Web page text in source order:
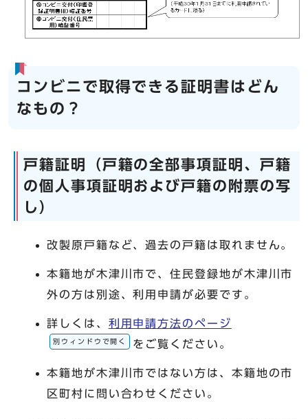
コンビニで取得できる証明書はどん
なもの？
戸籍証明（戸籍の全部事項証明、戸籍
の個人事項証明および戸籍の附票の写
し）
改製原戸籍など、過去の戸籍は取れません。
本籍地が木津川市で、住民登録地が木津川市
外の方は別途、利用申請が必要です。
詳しくは、 利用申請方法のページ
別ウィンドウで開く をご覧ください。
本籍地が木津川市ではない方は、本籍地の市
区町村に問い合わせください。